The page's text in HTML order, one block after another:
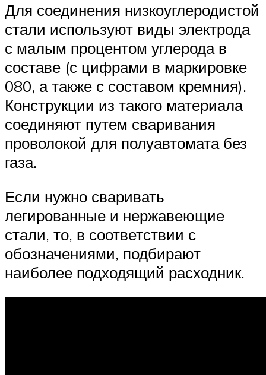
Для соединения низкоуглеродистой
стали используют виды электрода
с малым процентом углерода в
составе (с цифрами в маркировке
080, а также с составом кремния).
Конструкции из такого материала
соединяют путем сваривания
проволокой для полуавтомата без
газа.
Если нужно сваривать
легированные и нержавеющие
стали, то, в соответствии с
обозначениями, подбирают
наиболее подходящий расходник.